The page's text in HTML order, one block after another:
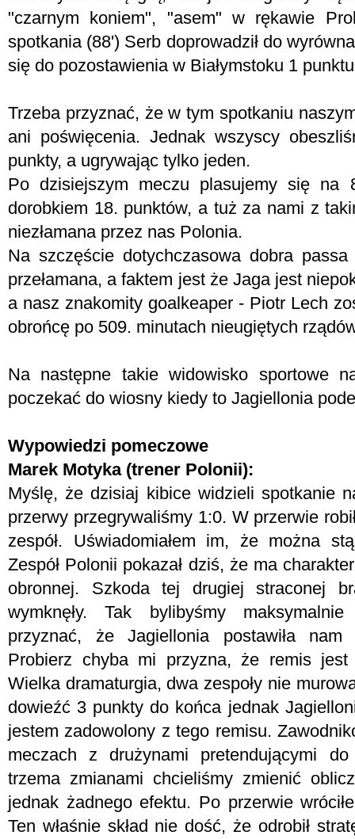
"czarnym koniem", "asem" w rękawie
spotkania (88') Serb doprowadził do
się do pozostawienia w Białymstoku 1
Trzeba przyznać, że w tym spotkaniu
ani poświęcenia. Jednak wszyscy
punkty, a ugrywając tylko jeden.
Po dzisiejszym meczu plasujemy się
dorobkiem 18. punktów, a tuż za nami z
niezłamana przez nas Polonia.
Na szczęście dotychczasowa dobra passa
przełamana, a faktem jest że Jaga jest
a nasz znakomity goalkeaper - Piotr Lech
obrońcę po 509. minutach nieugiętych
Na następne takie widowisko sportowe
poczekać do wiosny kiedy to Jagiellonia
Wypowiedzi pomeczowe
Marek Motyka (trener Polonii):
Myślę, że dzisiaj kibice widzieli spotkanie
przerwy przegrywaliśmy 1:0. W przerwie
zespół. Uświadomiałem im, że można
Zespół Polonii pokazał dziś, że ma
obronnej. Szkoda tej drugiej straconej
wymknęły. Tak bylibyśmy
przyznać, że Jagiellonia postawiła nam
Probierz chyba mi przyzna, że remis jest
Wielka dramaturgia, dwa zespoły nie
dowieźć 3 punkty do końca jednak
jestem zadowolony z tego remisu.
meczach z drużynami pretendującymi
trzema zmianami chcieliśmy zmienić
jednak żadnego efektu. Po przerwie
Ten właśnie skład nie dość, że odrobił